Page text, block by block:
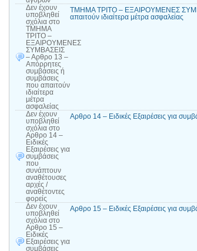
Δεν έχουν
υποβληθεί
σχόλια στο
ΤΜΗΜΑ
ΤΡΙΤΟ –
ΕΞΑΙΡΟΥΜΕΝΕΣ
ΣΥΜΒΑΣΕΙΣ
– Αρθρο 13 –
Απόρρητες
συμβάσεις ή
συμβάσεις
που απαιτούν
ιδιαίτερα
μέτρα
ασφαλείας
ΤΜΗΜΑ ΤΡΙΤΟ – ΕΞΑΙΡΟΥΜΕΝΕΣ
απαιτούν ιδιαίτερα μέτρα ασφαλείας
Δεν έχουν
υποβληθεί
σχόλια στο
Αρθρο 14 –
Ειδικές
Εξαιρέσεις για
συμβάσεις
που
συνάπτουν
αναθέτουσες
αρχές /
αναθέτοντες
φορείς
Αρθρο 14 – Ειδικές Εξαιρέσεις για
Δεν έχουν
υποβληθεί
σχόλια στο
Αρθρο 15 –
Ειδικές
Εξαιρέσεις για
συμβάσεις
Αρθρο 15 – Ειδικές Εξαιρέσεις για